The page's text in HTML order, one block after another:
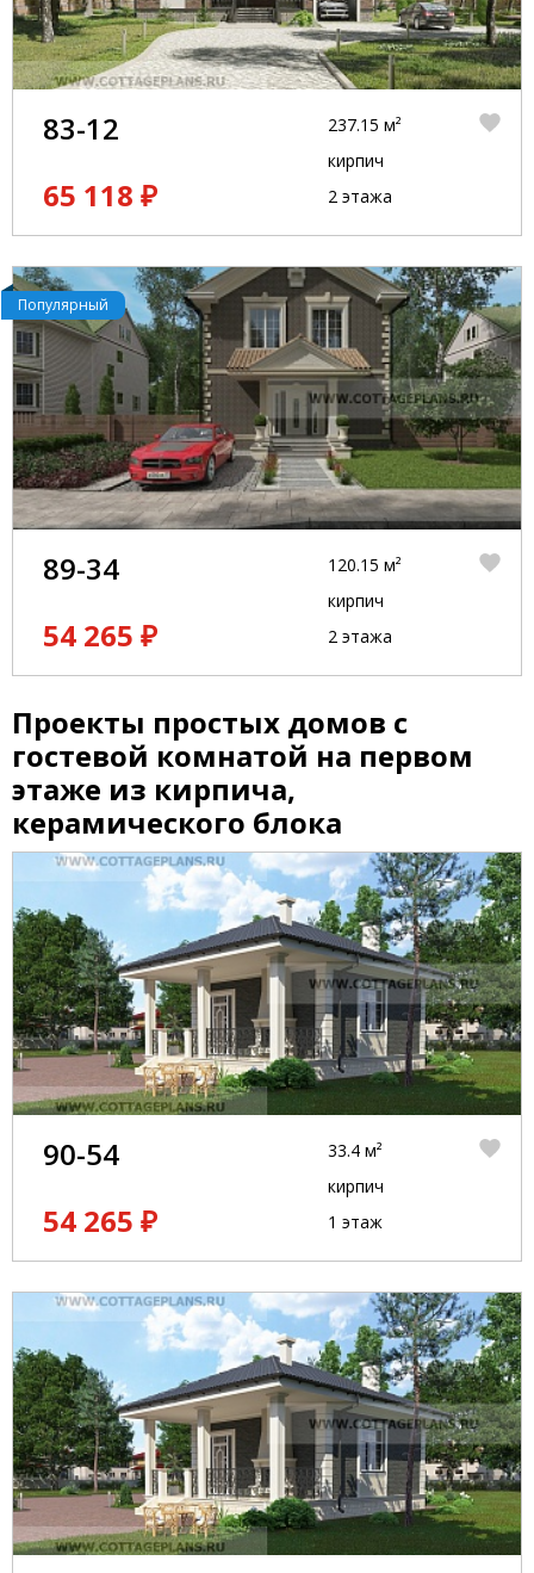
83-12
65 118 ₽
237.15 м²
кирпич
2 этажа
Популярный
89-34
54 265 ₽
120.15 м²
кирпич
2 этажа
Проекты простых домов с
гостевой комнатой на первом
этаже из кирпича,
керамического блока
90-54
54 265 ₽
33.4 м²
кирпич
1 этаж